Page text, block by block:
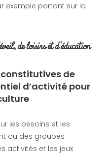
exemple portant sur la
de loisirs et d’éducation
de
d’activité pour
les besoins et les
ou des groupes
activités et les jeux